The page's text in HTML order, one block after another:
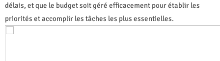
délais, et que le budget soit géré efficacement pour établir les
priorités et accomplir les tâches les plus essentielles.